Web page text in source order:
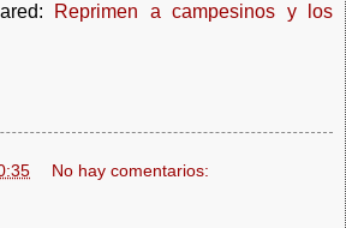
Reprimen a campesinos y los
No hay comentarios: